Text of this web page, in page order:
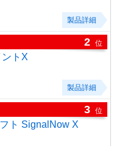
製品詳細
2 位
製品詳細
3 位
ト SignalNow X